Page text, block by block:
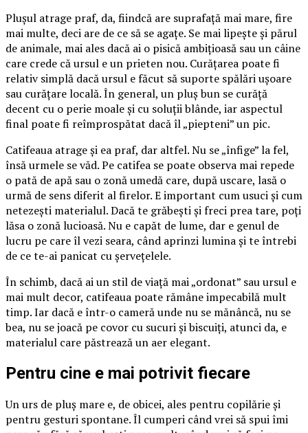
Plușul atrage praf, da, fiindcă are suprafață mai mare, fire
mai multe, deci are de ce să se agațe. Se mai lipește și părul
de animale, mai ales dacă ai o pisică ambițioasă sau un câine
care crede că ursul e un prieten nou. Curățarea poate fi
relativ simplă dacă ursul e făcut să suporte spălări ușoare
sau curățare locală. În general, un pluș bun se curăță
decent cu o perie moale și cu soluții blânde, iar aspectul
final poate fi reîmprospătat dacă îl „piepteni” un pic.
Catifeaua atrage și ea praf, dar altfel. Nu se „înfige” la fel,
însă urmele se văd. Pe catifea se poate observa mai repede
o pată de apă sau o zonă umedă care, după uscare, lasă o
urmă de sens diferit al firelor. E important cum usuci și cum
netezești materialul. Dacă te grăbești și freci prea tare, poți
lăsa o zonă lucioasă. Nu e capăt de lume, dar e genul de
lucru pe care îl vezi seara, când aprinzi lumina și te întrebi
de ce te-ai panicat cu șervețelele.
În schimb, dacă ai un stil de viață mai „ordonat” sau ursul e
mai mult decor, catifeaua poate rămâne impecabilă mult
timp. Iar dacă e într-o cameră unde nu se mănâncă, nu se
bea, nu se joacă pe covor cu sucuri și biscuiți, atunci da, e
materialul care păstrează un aer elegant.
Pentru cine e mai potrivit fiecare
Un urs de pluș mare e, de obicei, ales pentru copilărie și
pentru gesturi spontane. Îl cumperi când vrei să spui îmi